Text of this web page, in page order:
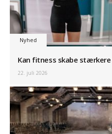
Nyhed
Kan fitness skabe
22. juli 2026